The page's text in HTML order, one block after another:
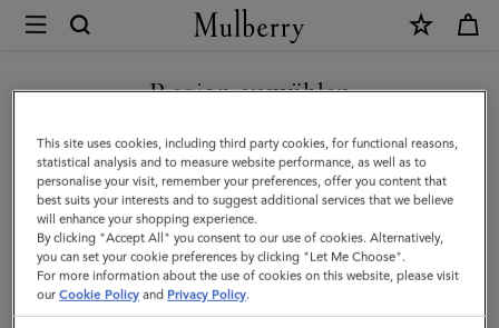
Mulberry
Portemonnaie
mit
acht
Kartenfächern
|
Grobe
Narbung
Region auswählen
Sie befinden sich auf unserer Seite für Österreich, aber wir
haben festgestellt, dass Sie hier sind: Vereinigte Staaten.
SEITE FÜR VEREINIGTE
STAATEN BESUCHEN
AUF FOLGENDER WEBSEITE
FORTFAHREN: ÖSTERREICH
This site uses cookies, including third party cookies, for functional reasons,
statistical analysis and to measure website performance, as well as to
personalise your visit, remember your preferences, offer you content that
best suits your interests and to suggest additional services that we believe
will enhance your shopping experience.
By clicking "Accept All" you consent to our use of cookies. Alternatively,
you can set your cookie preferences by clicking "Let Me Choose".
For more information about the use of cookies on this website, please visit
ourCookie Policy and Privacy Policy.